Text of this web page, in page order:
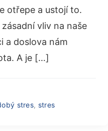
otřepe a ustojí to.
vliv na naše
a doslova nám
A je […]
stres, stres